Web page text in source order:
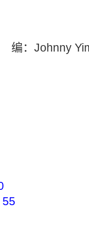
编：Johnny
55